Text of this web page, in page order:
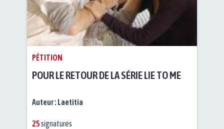
PÉTITION
POUR LE RETOUR DE LA SÉRIE LIE TO ME
Auteur : Laetitia
25signatures